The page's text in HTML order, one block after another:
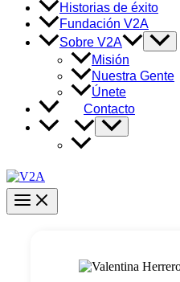
Historias de éxito
Fundación V2A
Sobre V2A
Alternar
menú
Misión
Nuestra Gente
Únete
Contacto
Alternar
menú
Main
Menu